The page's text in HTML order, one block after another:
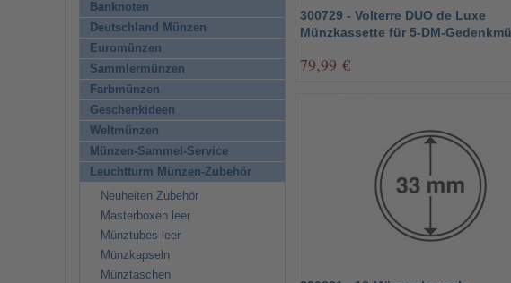
300729 - Volterre DUO de Luxe
Münzkassette für 5-DM-
79,99 €
Banknoten
Deutschland Münzen
Euromünzen
Sammlermünzen
Farbmünzen
Geschenkideen
Weltmünzen
Münzen-Sammel-Service
Leuchtturm Münzen-Zubehör
Neuheiten Zubehör
Masterboxen leer
Münztubes leer
Münzkapseln
Münztaschen